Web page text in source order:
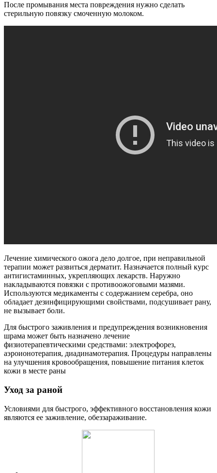
После промывания места повреждения нужно сделать
стерильную повязку смоченную молоком.
Лечение химического ожога дело долгое, при неправильной
терапии может развиться дерматит. Назначается полный курс
антигистаминных, укрепляющих лекарств. Наружно
накладываются повязки с противоожоговыми мазями.
Используются медикаменты с содержанием серебра, оно
обладает дезинфицирующими свойствами, подсушивает рану,
не вызывает боли.
Для быстрого заживления и предупреждения возникновения
шрама может быть назначено лечение
физиотерапевтическими средствами: электрофорез,
аэроионотерапия, диадинамотерапия. Процедуры направлены
на улучшения кровообращения, повышение питания клеток
кожи в месте раны
Уход за раной
Условиями для быстрого, эффективного восстановления кожи
являются ее заживление, обеззараживание.